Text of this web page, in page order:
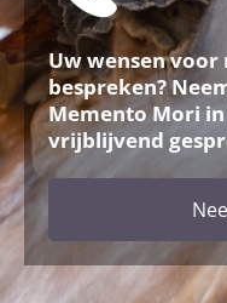
Uw wensen
bespreken?
Memento Mori in
vrijblijvend